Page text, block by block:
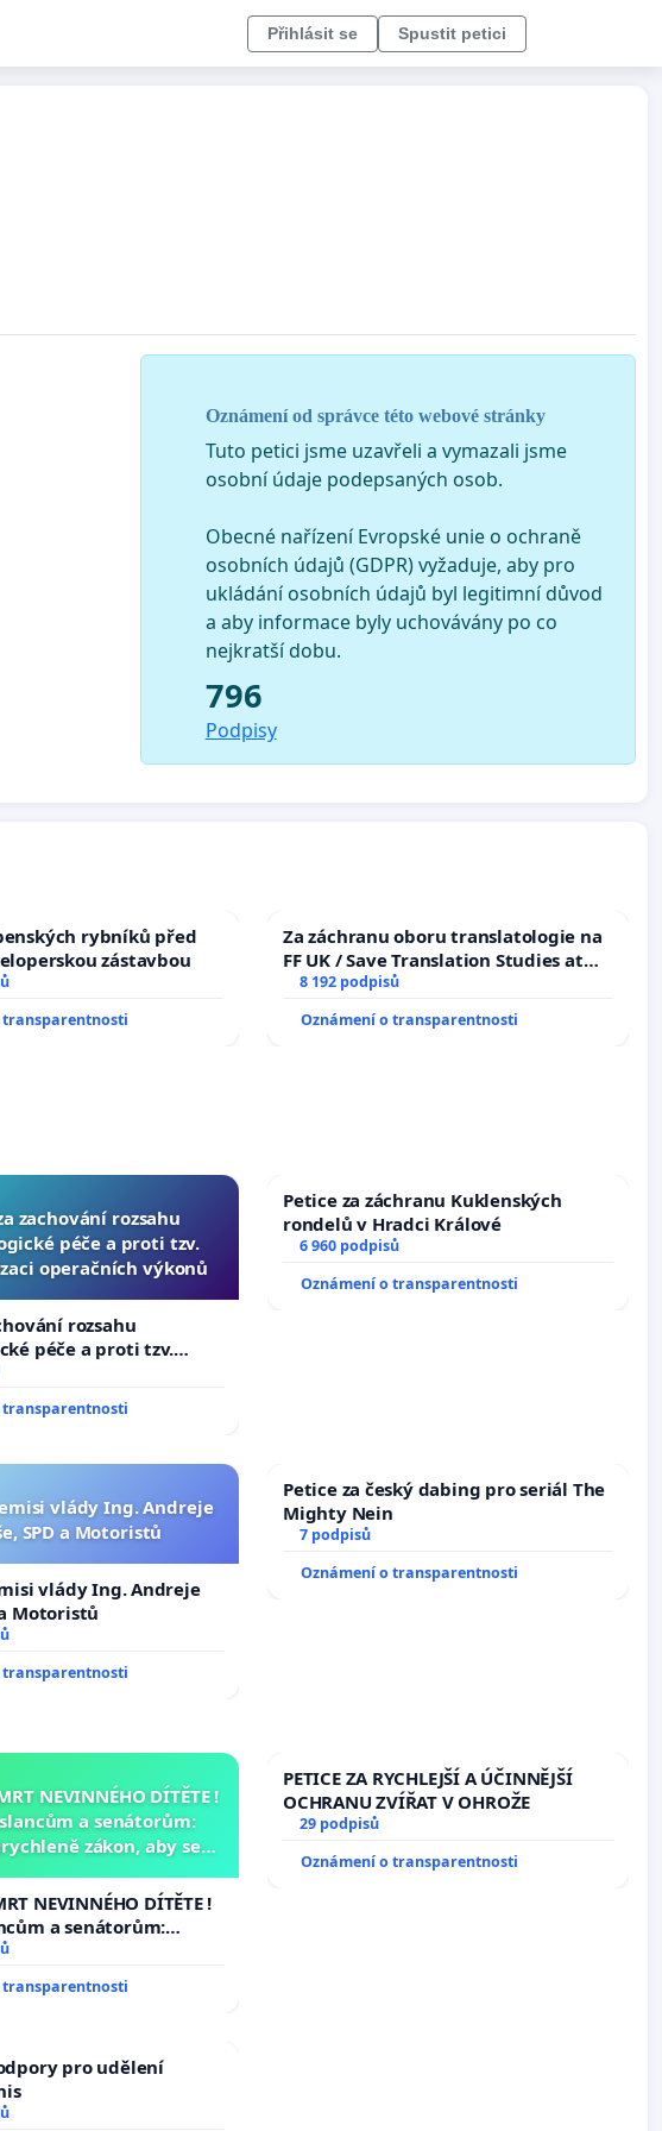
Přihlásit se Spustit petici
Oznámení od správce této webové stránky
Tuto petici jsme uzavřeli a vymazali jsme
osobní údaje podepsaných osob.
Obecné nařízení Evropské unie o ochraně
osobních údajů (GDPR) vyžaduje, aby pro
ukládání osobních údajů byl legitimní důvod
a aby informace byly uchovávány po co
nejkratší dobu.
796
Podpisy
rybníků před
zástavbou
transparentnosti
Za záchranu oboru translatologie na
FF UK / Save Translation Studies at
the Faculty of Arts, Charles
8 192 podpisů
Oznámení o transparentnosti
zachování rozsahu
péče a proti tzv.
operačních výkonů
rozsahu
péče a proti tzv.
operačních výkonů
transparentnosti
Petice za záchranu Kuklenských
rondelů v Hradci Králové
6 960 podpisů
Oznámení o transparentnosti
vlády Ing. Andreje
SPD a Motoristů
vlády Ing. Andreje
Motoristů
transparentnosti
Petice za český dabing pro seriál The
Mighty Nein
7 podpisů
Oznámení o transparentnosti
NEVINNÉHO DÍTĚTE !
a senátorům:
zákon, aby se
opakovat!
NEVINNÉHO DÍTĚTE !
a senátorům:
zákon, aby se
transparentnosti
PETICE ZA RYCHLEJŠÍ A ÚČINNĚJŠÍ
OCHRANU ZVÍŘAT V OHROŽE
29 podpisů
Oznámení o transparentnosti
pro udělení